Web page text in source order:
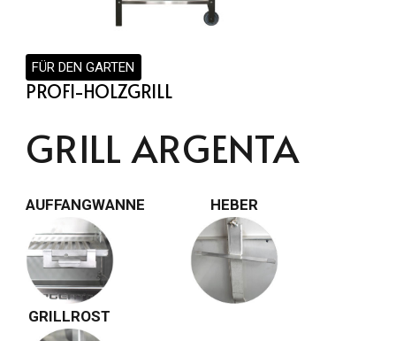
FÜR DEN GARTEN
PROFI-HOLZGRILL
GRILL ARGENTA
AUFFANGWANNE HEBER
GRILLROST